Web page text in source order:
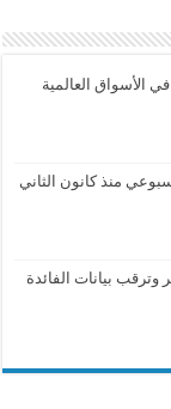
الأسواق العالمية
منذ كانون الثاني
وترقب بيانات الفائدة